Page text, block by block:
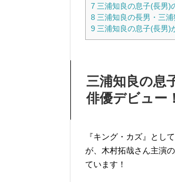
7 三浦知良の息子(長男)
8 三浦知良の長男・三
9 三浦知良の息子(長男)
三浦知良の息
俳優デビュー！
『キング・カズ』とし
が、木村拓哉さん主演
ています！